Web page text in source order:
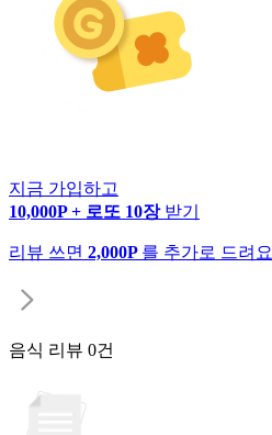
지금 가입하고
10,000P + 로또 10장 받기
리뷰 쓰면 2,000P 를 추가로 드려요
음식 리뷰 0건